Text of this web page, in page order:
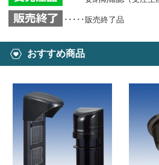
･････販売終了品
おすすめ商品